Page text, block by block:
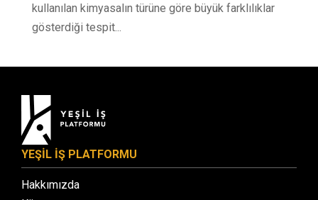
kullanılan kimyasalın türüne göre büyük farklılıklar
gösterdiği tespit...
YEŞİL İŞ PLATFORMU
Hakkımızda